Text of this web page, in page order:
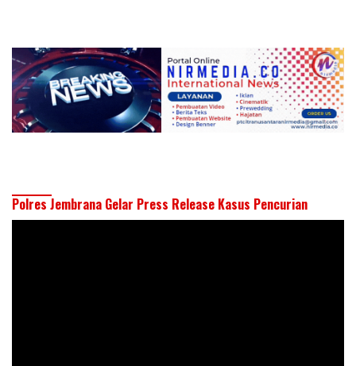
Polres Jembrana Gelar Press Release Kasus Pencurian